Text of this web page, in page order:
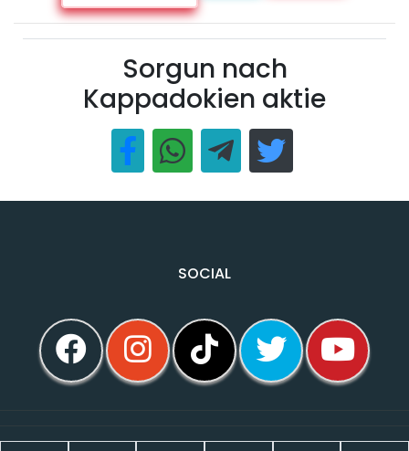
Sorgun nach
Kappadokien aktie
SOCIAL